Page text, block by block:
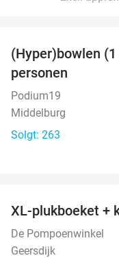
(Hyper)bowlen
personen
Podium19
Middelburg
Solgt: 263
XL-plukboeket +
De Pompoenwinkel
Geersdijk